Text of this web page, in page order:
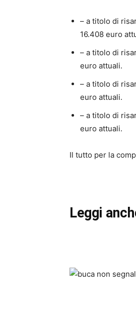
– a titolo di
16.408 euro
– a titolo di
euro attuali.
– a titolo di
euro attuali.
– a titolo di
euro attuali.
Il tutto per la
Leggi